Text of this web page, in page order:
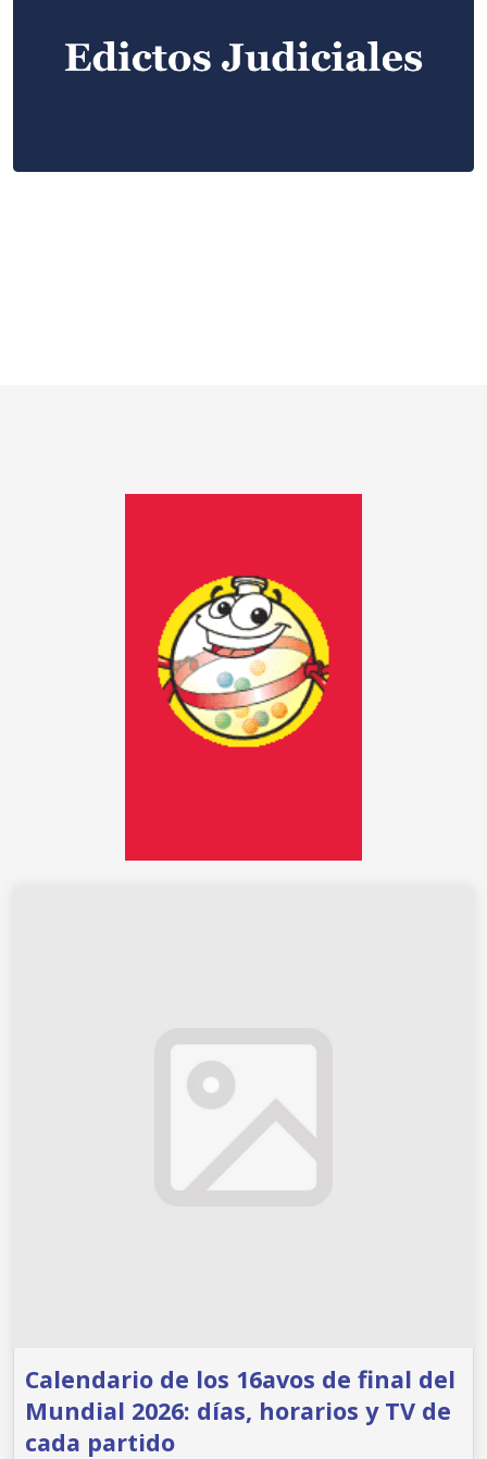
Calendario de los 16avos de final del
Mundial 2026: días, horarios y TV de
cada partido